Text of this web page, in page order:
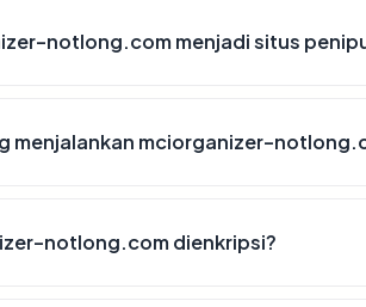
notlong.com menjadi situs
menjalankan mciorganizer-
notlong.com dienkripsi?